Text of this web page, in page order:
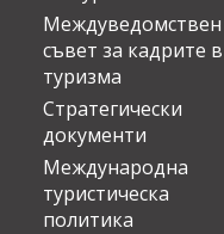
Междуведомствен
съвет за кадрите в
туризма
Стратегически
документи
Международна
туристическа
политика